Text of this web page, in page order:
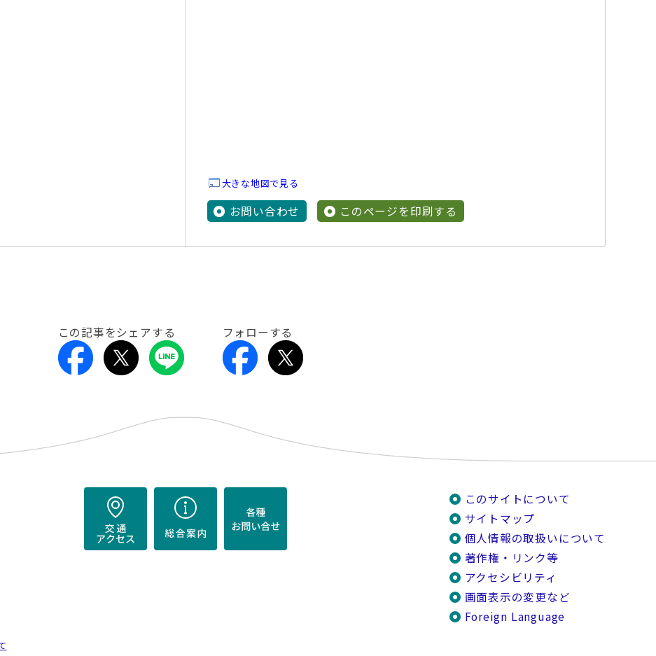
大きな地図で見る
お問い合わせ このページを印刷する
この記事をシェアする フォローする
このサイトについて
サイトマップ
個人情報の取扱いについて
著作権・リンク等
アクセシビリティ
画面表示の変更など
Foreign Language